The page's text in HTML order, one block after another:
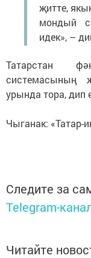
җитте,
мондый
идек», –
Татарстан
системасының
урында тора, дип
Чыганак: «Татар-
Следите за
Telegram-
Читайте